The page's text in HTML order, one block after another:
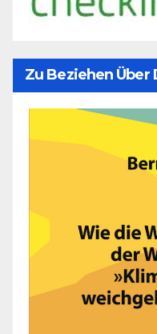
Zu Beziehen Über